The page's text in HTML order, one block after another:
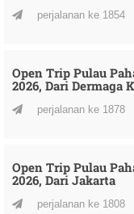
perjalanan ke 1854
Open Trip Pulau
2026, Dari Dermaga
perjalanan ke 1878
Open Trip Pulau
2026, Dari Jakarta
perjalanan ke 1808